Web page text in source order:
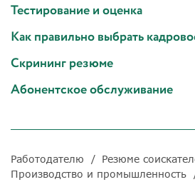
Тестирование и оценка
Как правильно выбрать
Скрининг резюме
Абонентское обслуживание
Работодателю
Резюме
Производство и промышленность